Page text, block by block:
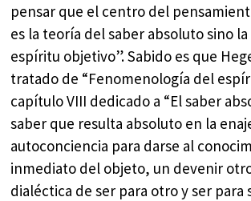
pensar que el centro del
es la teoría del saber absoluto sino
espíritu objetivo”. Sabido es que
tratado de “Fenomenología del
capítulo VIII dedicado a “El saber
saber que resulta absoluto en la
autoconciencia para darse al
inmediato del objeto, un devenir
dialéctica de ser para otro y ser para